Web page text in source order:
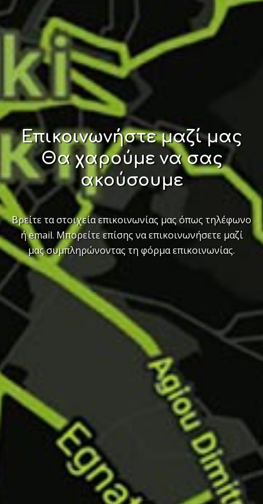
Επικοινωνήστε μαζί μας
Θα χαρούμε να σας
ακούσουμε
Βρείτε τα στοιχεία επικοινωνίας μας όπως τηλέφωνο
ή email. Μπορείτε επίσης να επικοινωνήσετε μαζί
μας συμπληρώνοντας τη φόρμα επικοινωνίας.